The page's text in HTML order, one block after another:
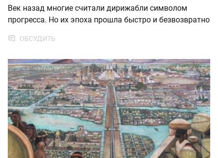
Век назад многие считали дирижабли символом
прогресса. Но их эпоха прошла быстро и безвозвратно
ОБСУДИТЬ